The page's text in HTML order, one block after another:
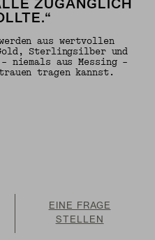
ZUGÄNGLICH
aus wertvollen
Sterlingsilber und
niemals aus Messing –
tragen kannst.
EINE FRAGE
STELLEN